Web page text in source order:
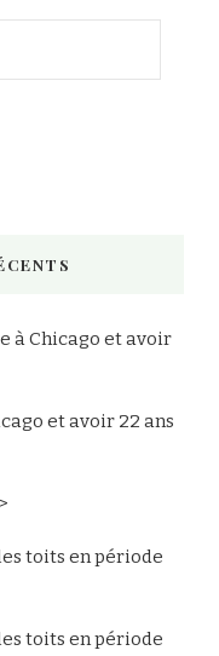
à Chicago et avoir
et avoir 22 ans
toits en période
toits en période